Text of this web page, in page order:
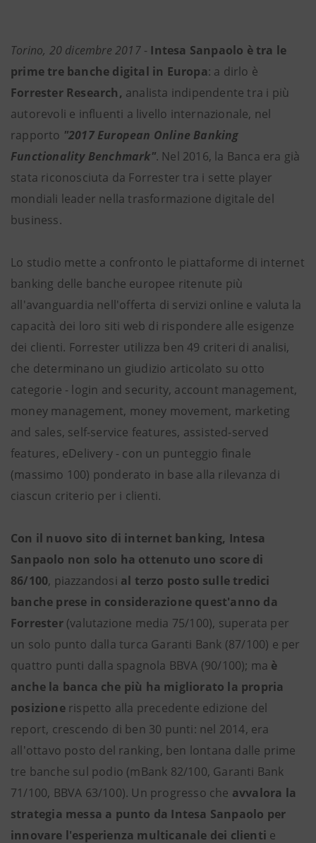
Torino, 20 dicembre 2017- Intesa Sanpaolo è tra le
prime tre banche digital in Europa: a dirlo è
Forrester Research, analista indipendente tra i più
autorevoli e influenti a livello internazionale, nel
rapporto "2017 European Online Banking
Functionality Benchmark". Nel 2016, la Banca era già
stata riconosciuta da Forrester tra i sette player
mondiali leader nella trasformazione digitale del
business.
Lo studio mette a confronto le piattaforme di internet
banking delle banche europee ritenute più
all'avanguardia nell'offerta di servizi online e valuta la
capacità dei loro siti web di rispondere alle esigenze
dei clienti. Forrester utilizza ben 49 criteri di analisi,
che determinano un giudizio articolato su otto
categorie - login and security, account management,
money management, money movement, marketing
and sales, self-service features, assisted-served
features, eDelivery - con un punteggio finale
(massimo 100) ponderato in base alla rilevanza di
ciascun criterio per i clienti.
Con il nuovo sito di internet banking, Intesa
Sanpaolo non solo ha ottenuto uno score di
86/100, piazzandosi al terzo posto sulle tredici
banche prese in considerazione quest'anno da
Forrester(valutazione media 75/100), superata per
un solo punto dalla turca Garanti Bank (87/100) e per
quattro punti dalla spagnola BBVA (90/100); ma è
anche la banca che più ha migliorato la propria
posizionerispetto alla precedente edizione del
report, crescendo di ben 30 punti: nel 2014, era
all'ottavo posto del ranking, ben lontana dalle prime
tre banche sul podio (mBank 82/100, Garanti Bank
71/100, BBVA 63/100). Un progresso che avvalora la
strategia messa a punto da Intesa Sanpaolo per
innovare l'esperienza multicanale dei clienti e